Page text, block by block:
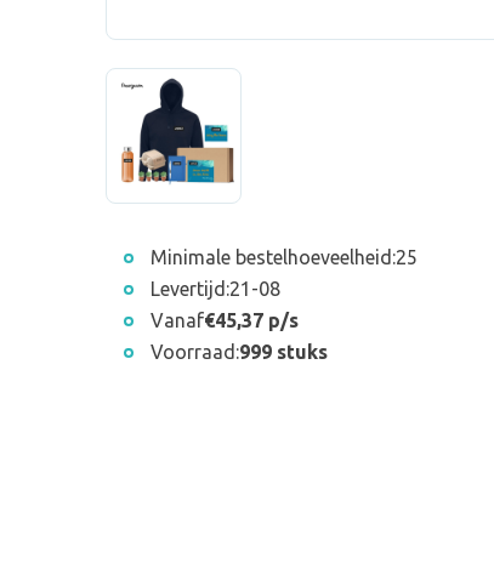
Minimale bestelhoeveelheid:25
Levertijd:21-08
Vanaf€45,37 p/s
Voorraad:999 stuks